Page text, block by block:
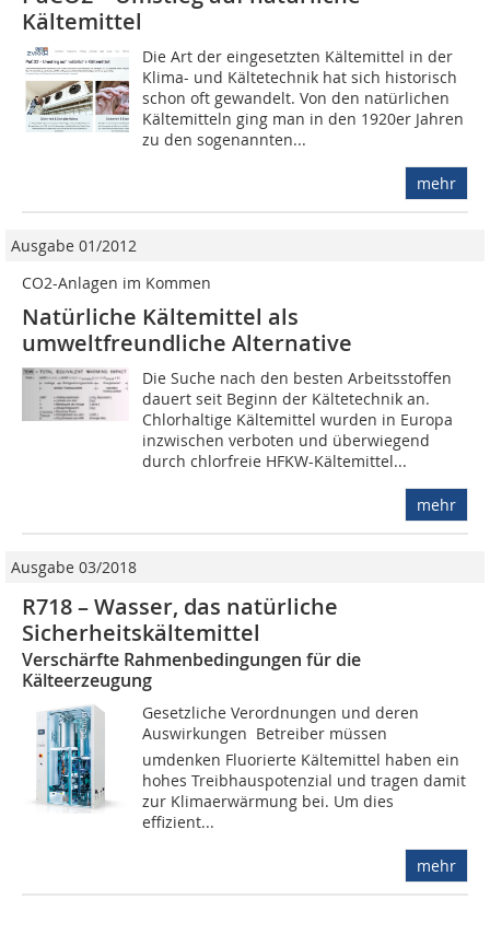
Kältemittel
Die Art der eingesetzten Kältemittel in der
Klima- und Kältetechnik hat sich historisch
schon oft gewandelt. Von den natürlichen
Kältemitteln ging man in den 1920er Jahren
zu den sogenannten...
mehr
Ausgabe 01/2012
CO2-Anlagen im Kommen
Natürliche Kältemittel als
umweltfreundliche Alternative
Die Suche nach den besten Arbeitsstoffen
dauert seit Beginn der Kältetechnik an.
Chlorhaltige Kältemittel wurden in Europa
inzwischen verboten und überwiegend
durch chlorfreie HFKW-Kältemittel...
mehr
Ausgabe 03/2018
R718 – Wasser, das natürliche
Sicherheitskältemittel
Verschärfte Rahmenbedingungen für die
Kälteerzeugung
Gesetzliche Verordnungen und deren
Auswirkungen  Betreiber müssen
umdenken Fluorierte Kältemittel haben ein
hohes Treibhauspotenzial und tragen damit
zur Klimaerwärmung bei. Um dies
effizient...
mehr